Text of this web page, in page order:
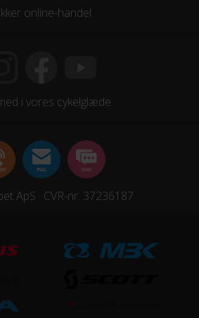
online-handel
i vores cykelglæde
ApS · CVR-nr. 37236187